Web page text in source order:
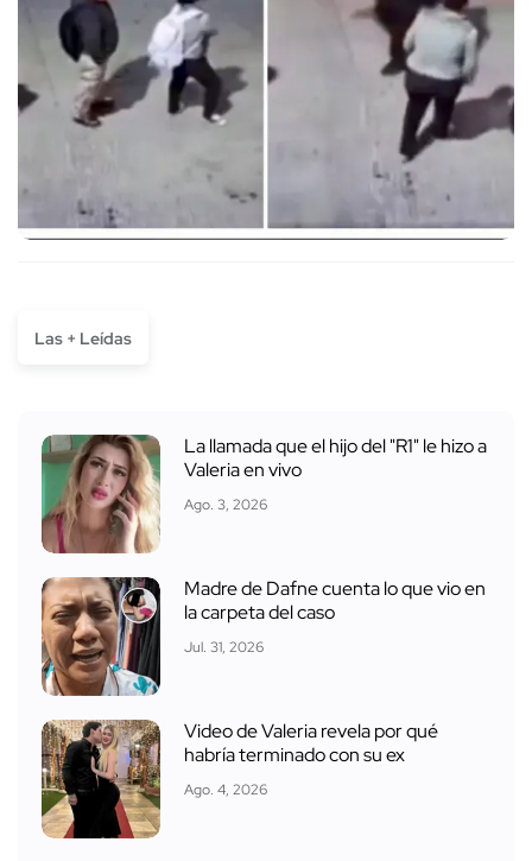
Las + Leídas
La llamada que el hijo del "R1" le hizo a
Valeria en vivo
Ago. 3, 2026
Madre de Dafne cuenta lo que vio en
la carpeta del caso
Jul. 31, 2026
Video de Valeria revela por qué
habría terminado con su ex
Ago. 4, 2026